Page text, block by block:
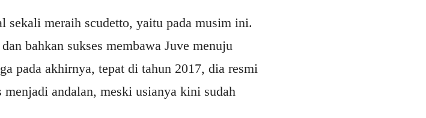
sekali meraih scudetto, yaitu pada musim ini.
bahkan sukses membawa Juve menuju
pada akhirnya, tepat di tahun 2017, dia resmi
andalan, meski usianya kini sudah